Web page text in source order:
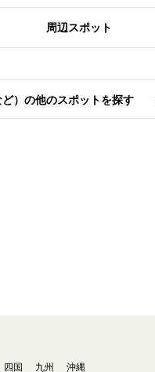
周辺スポット
）の他のスポットを探す
四国 九州 沖縄